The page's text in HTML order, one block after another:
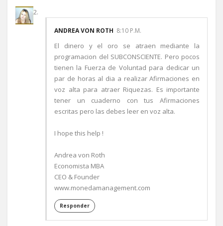
ANDREA VON ROTH 8:10 P.M.
El dinero y el oro se atraen mediante la
programacion del SUBCONSCIENTE. Pero pocos
tienen la Fuerza de Voluntad para dedicar un
par de horas al dia a realizar Afirmaciones en
voz alta para atraer Riquezas. Es importante
tener un cuaderno con tus Afirmaciones
escritas pero las debes leer en voz alta.
I hope this help !
Andrea von Roth
Economista MBA
CEO & Founder
www.monedamanagement.com
Responder